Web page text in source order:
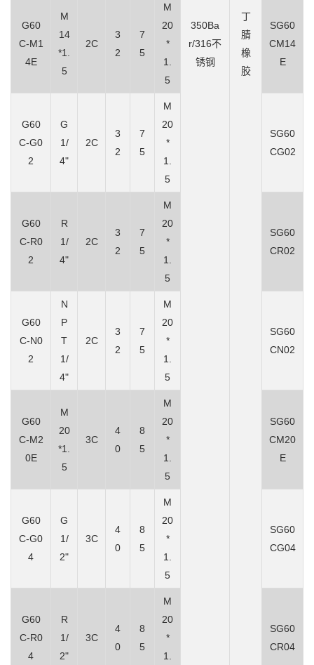
350Ba
r/316不
锈钢
丁
腈
橡
胶
G60
C-M1
4E
M
14
*1.
5
2C
3
2
7
5
M
20
*
1.
5
SG60
CM14
E
G60
C-G0
2
G
1/
4"
2C
3
2
7
5
M
20
*
1.
5
SG60
CG02
G60
C-R0
2
R
1/
4"
2C
3
2
7
5
M
20
*
1.
5
SG60
CR02
G60
C-N0
2
N
P
T
1/
4"
2C
3
2
7
5
M
20
*
1.
5
SG60
CN02
G60
C-M2
0E
M
20
*1.
5
3C
4
0
8
5
M
20
*
1.
5
SG60
CM20
E
G60
C-G0
4
G
1/
2"
3C
4
0
8
5
M
20
*
1.
5
SG60
CG04
G60
C-R0
4
R
1/
2"
3C
4
0
8
5
M
20
*
1.
SG60
CR04